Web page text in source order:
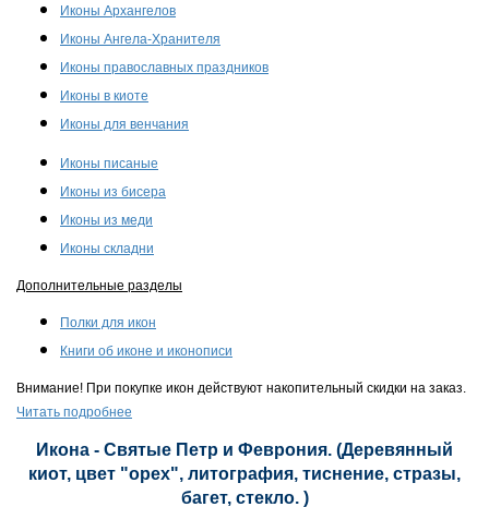
Иконы Архангелов
Иконы Ангела-Хранителя
Иконы православных праздников
Иконы в киоте
Иконы для венчания
Иконы писаные
Иконы из бисера
Иконы из меди
Иконы складни
Дополнительные разделы
Полки для икон
Книги об иконе и иконописи
Внимание! При покупке икон действуют накопительный скидки на заказ.
Читать подробнее
Икона - Святые Петр и Феврония. (Деревянный
киот, цвет "орех", литография, тиснение, стразы,
багет, стекло. )